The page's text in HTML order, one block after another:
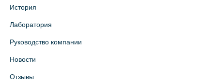
История
Лаборатория
Руководство компании
Новости
Отзывы